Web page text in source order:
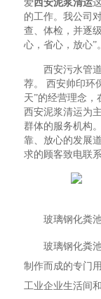
爱西安泥浆清运
的工作。我公司
查、体检，并逐
心，省心，放心”。
西安污水管
荐。 西安帅印环
天”的经营理念
西安泥浆清运为
群体的服务机构
靠、放心的发展
求的顾客致电联系
玻璃钢化粪
玻璃钢化粪
制作而成的专门
工业企业生活间